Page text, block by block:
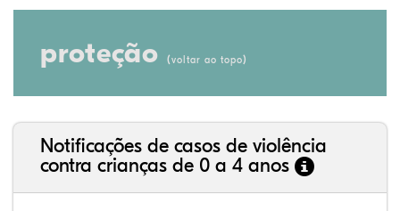
proteção (voltar ao topo)
Notificações de casos de violência
contra crianças de 0 a 4 anos